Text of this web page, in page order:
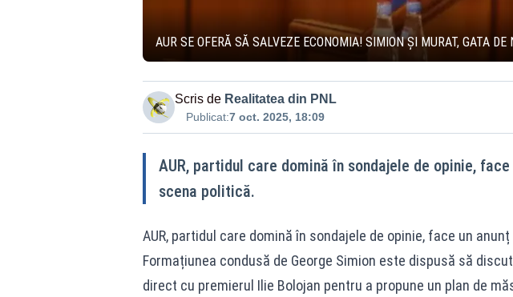
AUR SE OFERĂ SĂ SALVEZE ECONOMIA! SIMION ȘI MURAT, GATA
Scris de Realitatea din PNL
Publicat:7 oct. 2025, 18:09
AUR, partidul care domină în sondajele de opinie,
scena politică.
AUR, partidul care domină în sondajele de opinie, face un
Formațiunea condusă de George Simion este dispusă să
direct cu premierul Ilie Bolojan pentru a propune un plan de